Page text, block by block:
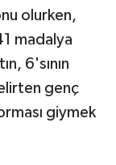
olurken,
madalya
6'sının
genç
giymek